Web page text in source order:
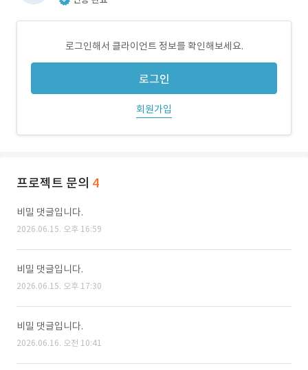
로그인해서 클라이언트 정보를 확인해보세요.
로그인
회원가입
프로젝트 문의 4
비밀 댓글입니다.
2026.06.15. 오후 16:59
비밀 댓글입니다.
2026.06.15. 오후 17:30
비밀 댓글입니다.
2026.06.16. 오전 10:41